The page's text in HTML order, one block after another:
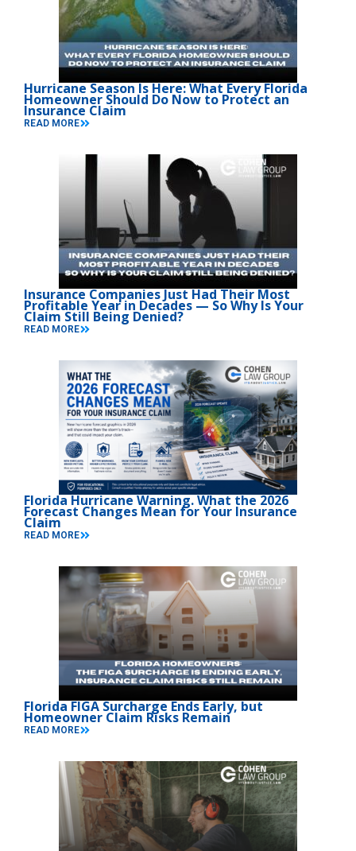
Hurricane Season Is Here: What Every Florida
Homeowner Should Do Now to Protect an
Insurance Claim
READ MORE
Insurance Companies Just Had Their Most
Profitable Year in Decades — So Why Is Your
Claim Still Being Denied?
READ MORE
Florida Hurricane Warning. What the 2026
Forecast Changes Mean for Your Insurance
Claim
READ MORE
Florida FIGA Surcharge Ends Early, but
Homeowner Claim Risks Remain
READ MORE